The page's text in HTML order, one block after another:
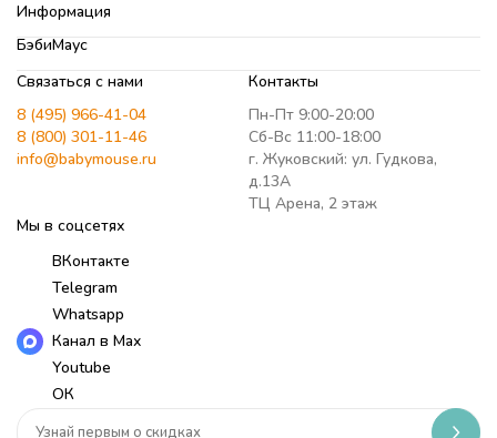
Информация
БэбиМаус
Связаться с нами
8 (495) 966-41-04
8 (800) 301-11-46
info@babymouse.ru
Контакты
Пн-Пт 9:00-20:00
Сб-Вс 11:00-18:00
г. Жуковский: ул. Гудкова,
д.13А
ТЦ Арена, 2 этаж
Мы в соцсетях
ВКонтакте
Telegram
Whatsapp
Канал в Max
Youtube
ОК